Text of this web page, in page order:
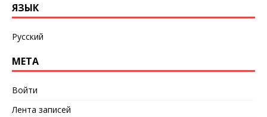
ЯЗЫК
Русский
МЕТА
Войти
Лента записей